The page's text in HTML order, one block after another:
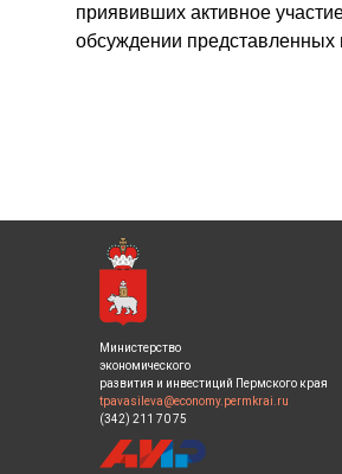
приявивших активное
обсуждении представленных
Министерство
экономического
развития и инвестиций Пермского края
tpavasileva@economy.permkrai.ru
(342) 211 70 75